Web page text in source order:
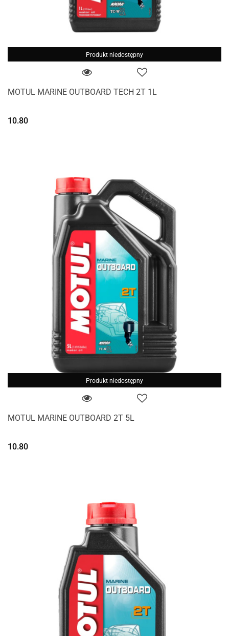
Produkt niedostępny
MOTUL MARINE OUTBOARD TECH 2T 1L
10.80
Produkt niedostępny
MOTUL MARINE OUTBOARD 2T 5L
10.80